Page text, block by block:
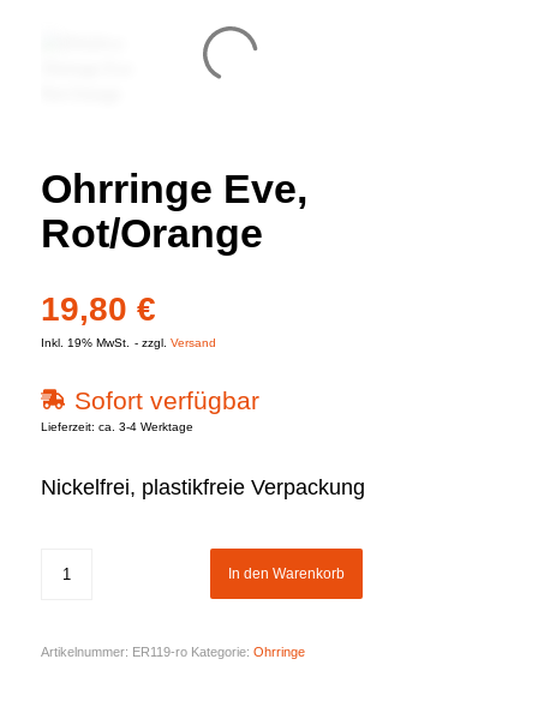
Ohrringe Eve,
Rot/Orange
19,80 €
Inkl. 19% MwSt. zzgl. Versand
Sofort verfügbar
Lieferzeit: ca. 3-4 Werktage
Nickelfrei, plastikfreie Verpackung
In den Warenkorb
Artikelnummer: ER119-ro Kategorie: Ohrringe